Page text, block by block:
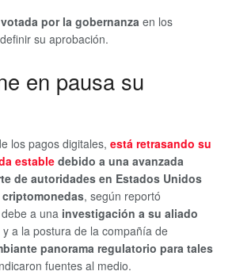
por la gobernanza en los
su aprobación.
en pausa su
los pagos digitales, está retrasando su
estable debido a una avanzada
de autoridades en Estados Unidos
, según reportó
a una investigación a su aliado
y a la postura de la compañía de
panorama regulatorio para tales
fuentes al medio.